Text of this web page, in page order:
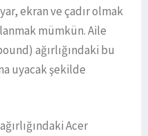
ekran ve çadır olmak
mümkün. Aile
ağırlığındaki bu
uyacak şekilde
Acer